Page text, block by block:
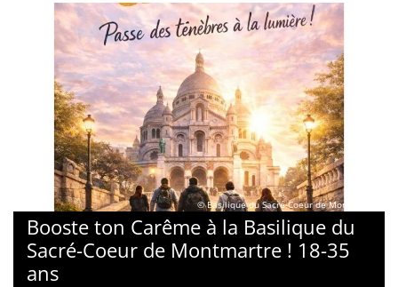
© Basilique du Sacré-Coeur de Montmartre
Booste ton Carême à la Basilique du
Sacré-Coeur de Montmartre ! 18-35
ans